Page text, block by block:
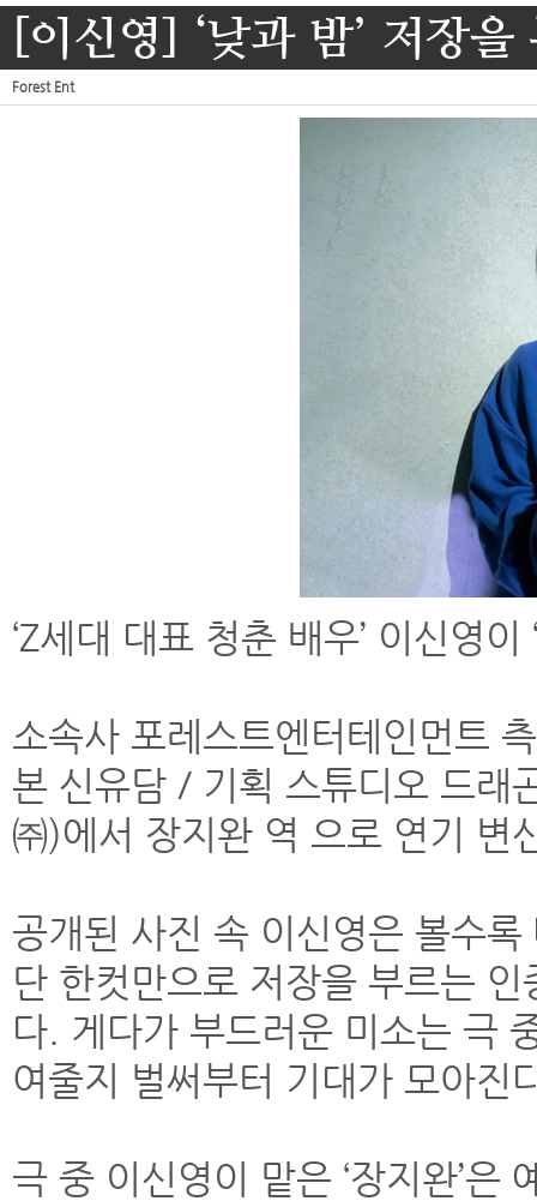
[이신영] ‘낮과 밤’ 저장
Forest Ent
‘Z세대 대표 청춘 배우’ 이신영
소속사 포레스트엔터테인먼트
본 신유담 / 기획 스튜디오 드래
㈜)에서 장지완 역 으로 연기 변
공개된 사진 속 이신영은 볼수
단 한컷만으로 저장을 부르는
다. 게다가 부드러운 미소는 극
여줄지 벌써부터 기대가 모아진
극 중 이신영이 맡은 ‘장지완’